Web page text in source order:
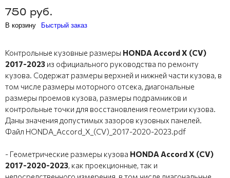
750 руб.
В корзину Быстрый заказ
Контрольные кузовные размеры HONDA Accord X (CV)
2017-2023 из официального руководства по ремонту
кузова. Содержат размеры верхней и нижней части кузова, в
том числе размеры моторного отсека, диагональные
размеры проемов кузова, размеры подрамников и
контрольные точки для восстановления геометрии кузова.
Даны значения допустимых зазоров кузовных панелей.
Файл HONDA_Accord_X_(CV)_2017-2020-2023.pdf
- Геометрические размеры кузова HONDA Accord X (CV)
2017-2020-2023, как проекционные, так и